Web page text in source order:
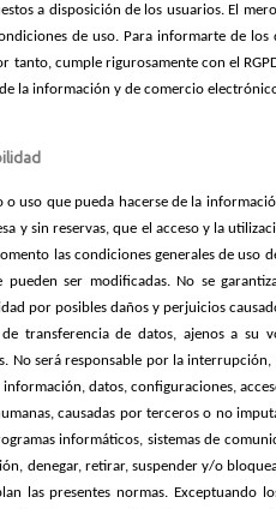
a disposición de los usuarios. El
de uso. Para informarte de
tanto, cumple rigurosamente con el
de la información y de comercio
o uso que pueda hacerse de la
y sin reservas, que el acceso y la
las condiciones generales de uso
pueden ser modificadas. No se
por posibles daños y perjuicios
de transferencia de datos, ajenos a su
No será responsable por la interrupción,
datos, configuraciones,
causadas por terceros o no
informáticos, sistemas de
denegar, retirar, suspender y/o
las presentes normas. Exceptuando